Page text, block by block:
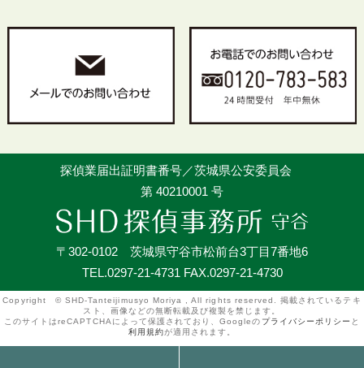
探偵業届出証明書番号／茨城県公安委員会
第 40210001 号
〒302-0102 茨城県守谷市松前台3丁目7番地6
TEL.0297-21-4731 FAX.0297-21-4730
Copyright © SHD-Tanteijimusyo Moriya , All rights reserved. 掲載されているテキ
スト、画像などの無断転載及び複製を禁じます。
このサイトはreCAPTCHAによって保護されており、Googleの プライバシーポリシー と
利用規約が適用されます。